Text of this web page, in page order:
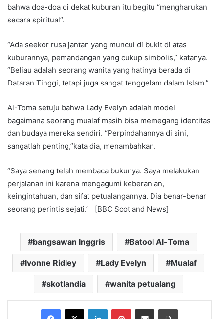
bahwa doa-doa di dekat kuburan itu begitu “mengharukan
secara spiritual”.
“Ada seekor rusa jantan yang muncul di bukit di atas
kuburannya, pemandangan yang cukup simbolis,” katanya.
“Beliau adalah seorang wanita yang hatinya berada di
Dataran Tinggi, tetapi juga sangat tenggelam dalam Islam.”
Al-Toma setuju bahwa Lady Evelyn adalah model
bagaimana seorang mualaf masih bisa memegang identitas
dan budaya mereka sendiri. “Perpindahannya di sini,
sangatlah penting,”kata dia, menambahkan.
“Saya senang telah membaca bukunya. Saya melakukan
perjalanan ini karena mengagumi keberanian,
keingintahuan, dan sifat petualangannya. Dia benar-benar
seorang perintis sejati.” [BBC Scotland News]
bangsawan Inggris Batool Al-Toma
Ivonne Ridley Lady Evelyn Mualaf
skotlandia wanita petualang
Facebook
X LinkedInPinterestShare via Email Print